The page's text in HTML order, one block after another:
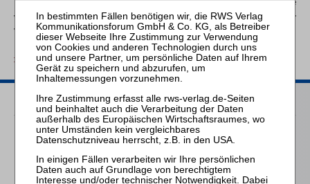
verhindern, dass die Verbraucher die Folgen der
Verwirklichung dieser Risiken tragen.
zurück
Passende Bücher
Kleindiek
Die Anfechtung der
Eröffnungsentscheidung
nach Art. 5 EuInsVO